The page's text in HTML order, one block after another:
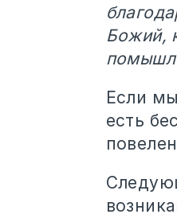
Божий,
Если
есть